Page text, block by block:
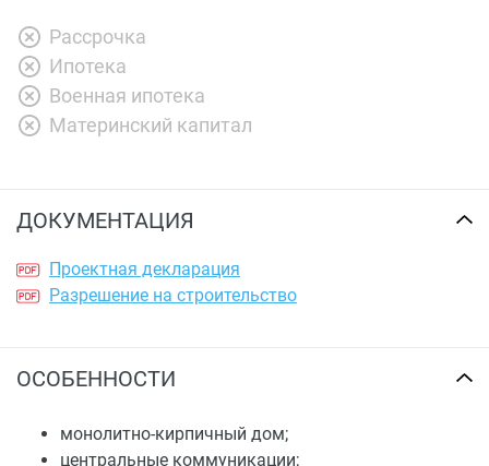
Рассрочка
Ипотека
Военная ипотека
Материнский капитал
ДОКУМЕНТАЦИЯ
Проектная декларация
Разрешение на строительство
ОСОБЕННОСТИ
монолитно-кирпичный дом;
центральные коммуникации;